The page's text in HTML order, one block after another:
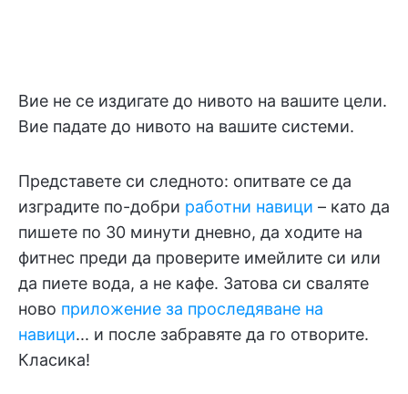
Вие не се издигате до нивото на вашите цели.
Вие падате до нивото на вашите системи.
Представете си следното: опитвате се да
изградите по-добри работни навици – като да
пишете по 30 минути дневно, да ходите на
фитнес преди да проверите имейлите си или
да пиете вода, а не кафе. Затова си сваляте
ново приложение за проследяване на
навици... и после забравяте да го отворите.
Класика!